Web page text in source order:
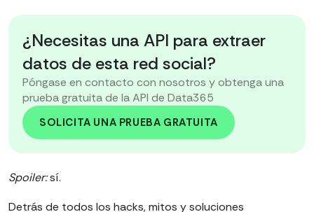
¿Necesitas una API para extraer
datos de esta red social?
Póngase en contacto con nosotros y obtenga una
prueba gratuita de la API de Data365
SOLICITA UNA PRUEBA GRATUITA
Spoiler:sí.
Detrás de todos los hacks, mitos y soluciones